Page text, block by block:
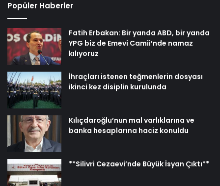
Popüler Haberler
Fatih Erbakan: Bir yanda ABD, bir yanda
YPG biz de Emevi Camii’nde namaz
kılıyoruz
İhraçları istenen teğmenlerin dosyası
ikinci kez disiplin kurulunda
Kılıçdaroğlu’nun mal varlıklarına ve
banka hesaplarına haciz konuldu
**Silivri Cezaevi’nde Büyük İsyan Çıktı**